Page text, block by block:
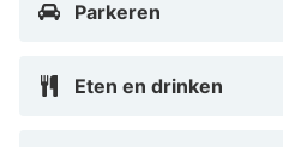
Parkeren
Eten en drinken